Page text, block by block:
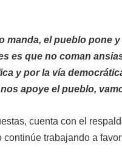
manda, el pueblo pone
es que no coman
y por la vía
apoye el pueblo,
cuenta con el
trabajando a